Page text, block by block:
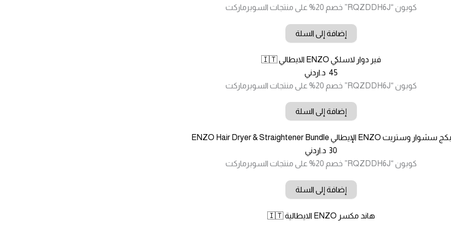
كوبون “RQZDDH6J” خصم 20% على منتجات السوبرماركت
إضافة إلى السلة
فير دوار لاسلكي ENZO الايطالي 🇮🇹
45 د.اردني
كوبون “RQZDDH6J” خصم 20% على منتجات السوبرماركت
إضافة إلى السلة
بكج سشوار وستريت ENZO الإيطالي ENZO Hair Dryer & Straightener Bundle
30 د.اردني
كوبون “RQZDDH6J” خصم 20% على منتجات السوبرماركت
إضافة إلى السلة
هاند مكسر ENZO الايطالية 🇮🇹